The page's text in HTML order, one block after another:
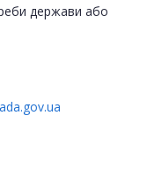
держави або